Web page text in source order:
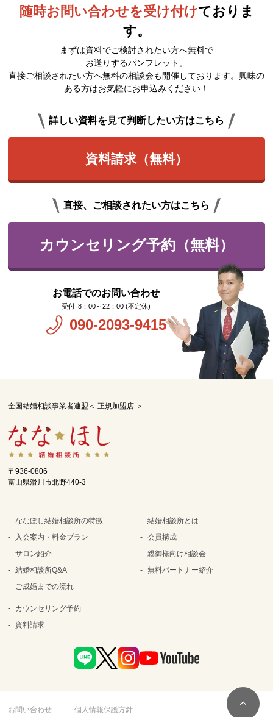
随時お問い合わせを受け付けておりま
す。
まずは資料でご検討されたい方へ無料で
お送りするパンフレット。
直接ご相談されたい方へ無料の相談会も開催しております。興味の
ある方はお気軽にお申込みください！
詳しい資料を見て判断したい方はこちら
資料請求（無料）
直接、ご相談されたい方はこちら
カウンセリング予約（無料）
お電話でのお問い合わせ
8：00～22：00 (不定休)
090-2093-9415
全国結婚相談事業者連盟＜ 正規加盟店 ＞
〒936-0806
富山県滑川市北野440-3
ななほし結婚相談所の特徴
入会案内・料金プラン
サロン紹介
結婚相談所Q&A
ご成婚までの流れ
結婚相談所とは
会員構成
親御様向け相談会
無料パートナー紹介
カウンセリング予約
資料請求
お問い合わせ 個人情報保護方針